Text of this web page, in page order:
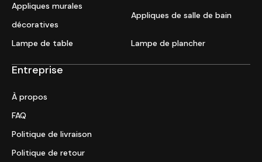
Appliques murales
décoratives
Appliques de salle de bain
Lampe de table Lampe de plancher
Entreprise
À propos
FAQ
Politique de livraison
Politique de retour